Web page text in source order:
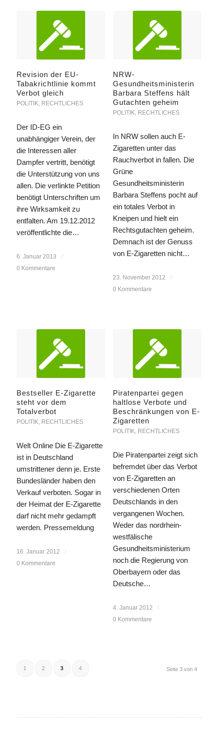
Revision der EU-
Tabakrichtlinie kommt
Verbot gleich
POLITIK, RECHTLICHES
Der ID-EG ein
unabhängiger Verein, der
die Interessen aller
Dampfer vertritt, benötigt
die Unterstützung von uns
allen. Die verlinkte Petition
benötigt Unterschriften um
ihre Wirksamkeit zu
entfalten. Am 19.12.2012
veröffentlichte die…
6. Januar 2013
/
0 Kommentare
NRW-
Gesundheitsministerin
Barbara Steffens hält
Gutachten geheim
POLITIK, RECHTLICHES
In NRW sollen auch E-
Zigaretten unter das
Rauchverbot in fallen. Die
Grüne
Gesundheitsministerin
Barbara Steffens pocht auf
ein totales Verbot in
Kneipen und hielt ein
Rechtsgutachten geheim.
Demnach ist der Genuss
von E-Zigaretten nicht…
23. November 2012
/
0 Kommentare
Bestseller E-Zigarette
steht vor dem
Totalverbot
POLITIK, RECHTLICHES
Welt Online Die E-Zigarette
ist in Deutschland
umstrittener denn je. Erste
Bundesländer haben den
Verkauf verboten. Sogar in
der Heimat der E-Zigarette
darf nicht mehr gedampft
werden. Pressemeldung
16. Januar 2012
/
0 Kommentare
Piratenpartei gegen
haltlose Verbote und
Beschränkungen von E-
Zigaretten
POLITIK, RECHTLICHES
Die Piratenpartei zeigt sich
befremdet über das Verbot
von E-Zigaretten an
verschiedenen Orten
Deutschlands in den
vergangenen Wochen.
Weder das nordrhein-
westfälische
Gesundheitsministerium
noch die Regierung von
Oberbayern oder das
Deutsche…
4. Januar 2012
/
0 Kommentare
Seite 3 von 4
1 2 3 4